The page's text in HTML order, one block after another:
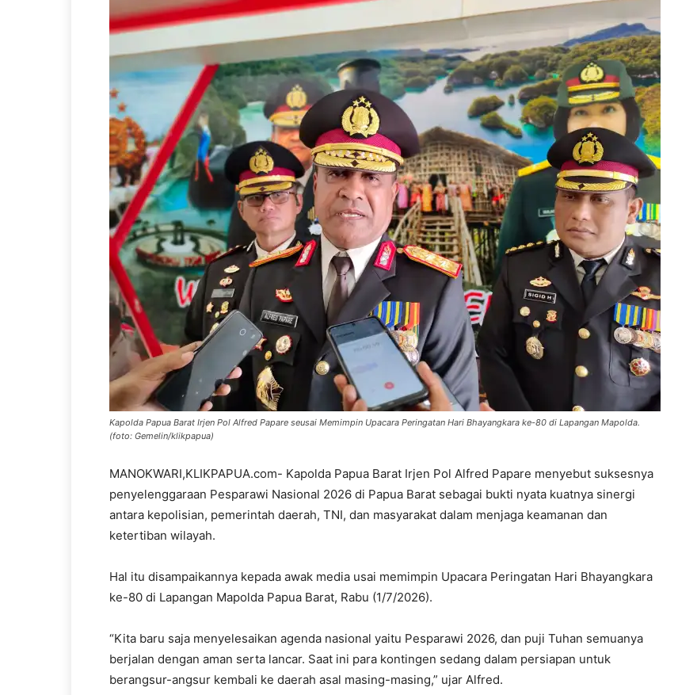
Kapolda Papua Barat Irjen Pol Alfred Papare seusai Memimpin Upacara Peringatan Hari Bhayangkara ke-80 di Lapangan Mapolda.
(foto: Gemelin/klikpapua)
MANOKWARI,KLIKPAPUA.com- Kapolda Papua Barat Irjen Pol Alfred Papare menyebut suksesnya
penyelenggaraan Pesparawi Nasional 2026 di Papua Barat sebagai bukti nyata kuatnya sinergi
antara kepolisian, pemerintah daerah, TNI, dan masyarakat dalam menjaga keamanan dan
ketertiban wilayah.
Hal itu disampaikannya kepada awak media usai memimpin Upacara Peringatan Hari Bhayangkara
ke-80 di Lapangan Mapolda Papua Barat, Rabu (1/7/2026).
“Kita baru saja menyelesaikan agenda nasional yaitu Pesparawi 2026, dan puji Tuhan semuanya
berjalan dengan aman serta lancar. Saat ini para kontingen sedang dalam persiapan untuk
berangsur-angsur kembali ke daerah asal masing-masing,” ujar Alfred.